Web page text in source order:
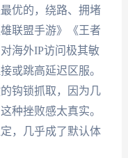
优的，绕路、拥堵
联盟手游》《王者
海外IP访问极其敏
或跳高延迟区服。
钩锁抓取，因为几
种挫败感太真实。
，几乎成了默认体